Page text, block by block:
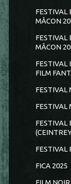
FESTIVAL
MÂCON
FESTIVAL
MÂCON
FESTIVAL
FILM
FESTIVAL
FESTIVAL
FESTIVAL
FESTIVAL
FICA 2025